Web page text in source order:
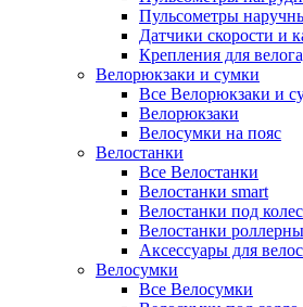
Пульсометры
Датчики скорости и
Крепления для
Велорюкзаки и сумки
Все Велорюкзаки и
Велорюкзаки
Велосумки на пояс
Велостанки
Все Велостанки
Велостанки smart
Велостанки под
Велостанки
Аксессуары для
Велосумки
Все Велосумки